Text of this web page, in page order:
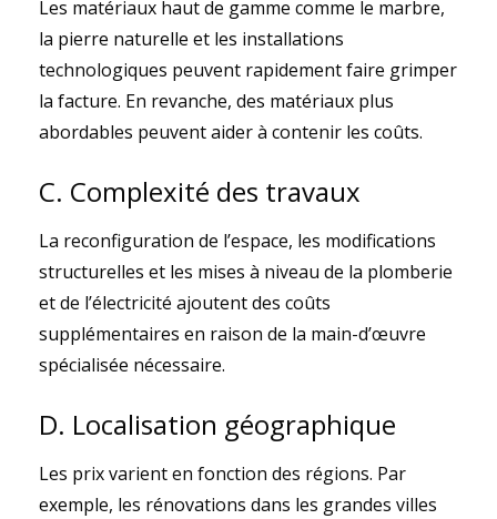
Les matériaux haut de gamme comme le marbre,
la pierre naturelle et les installations
technologiques peuvent rapidement faire grimper
la facture. En revanche, des matériaux plus
abordables peuvent aider à contenir les coûts.
C. Complexité des travaux
La reconfiguration de l’espace, les modifications
structurelles et les mises à niveau de la plomberie
et de l’électricité ajoutent des coûts
supplémentaires en raison de la main-d’œuvre
spécialisée nécessaire.
D. Localisation géographique
Les prix varient en fonction des régions. Par
exemple, les rénovations dans les grandes villes